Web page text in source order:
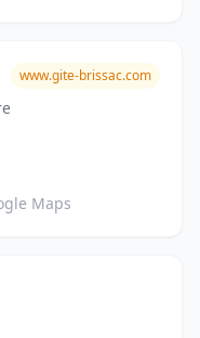
www.gite-brissac.com
Maps